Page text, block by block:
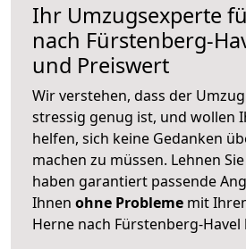
Ihr Umzugsexperte
nach Fürstenberg-
und Preiswert
Wir verstehen, dass der
stressig genug ist, und wollen
helfen, sich keine Gedanken
machen zu müssen. Lehnen
haben garantiert passende
Ihnen ohne Probleme mit
Herne nach Fürstenberg-Havel